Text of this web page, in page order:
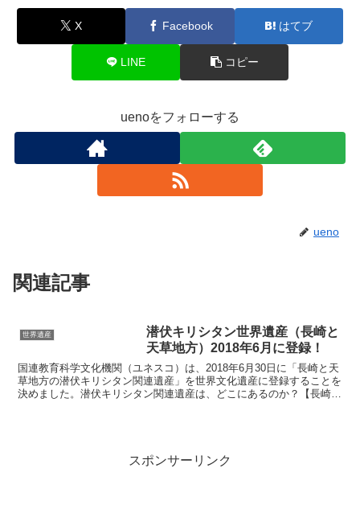
X Facebook はてブ
LINE コピー
uenoをフォローする
ueno
関連記事
世界遺産
潜伏キリシタン世界遺産（長崎と
天草地方）2018年6月に登録！
国連教育科学文化機関（ユネスコ）は、2018年6月30日に「長崎と天
草地方の潜伏キリシタン関連遺産」を世界文化遺産に登録することを
決めました。潜伏キリシタン関連遺産は、どこにあるのか？【長崎と
スポンサーリンク